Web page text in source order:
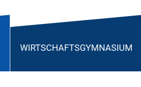
WIRTSCHAFTSGYMNASIUM